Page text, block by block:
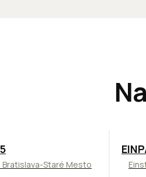
Bratislava-Staré Mesto
TOP